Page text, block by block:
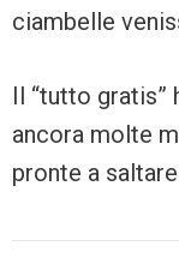
ciambelle
Il “tutto gratis”
ancora molte
pronte a